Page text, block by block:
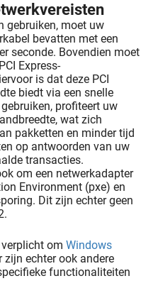
gebruiken, moet uw
bevatten met een
seconde. Bovendien moet
Express-
is dat deze PCI
biedt via een snelle
profiteert uw
wat zich
pakketten en minder tijd
op antwoorden van uw
transacties.
om een netwerkadapter
Environment (pxe) en
Dit zijn echter geen
om Windows
zijn echter ook andere
functionaliteiten